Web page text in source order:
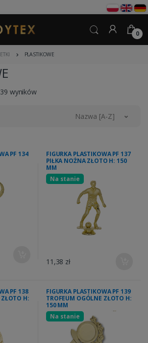
0
PLASTIKOWE
wyników
Nazwa [A-Z]
PF 134
FIGURKA PLASTIKOWA PF 137
PIŁKA NOŻNA ZŁOTO H: 150
MM
Na stanie
11,38 zł
PF 138
H:
FIGURKA PLASTIKOWA PF 139
TROFEUM OGÓLNE ZŁOTO H:
150 MM
Na stanie